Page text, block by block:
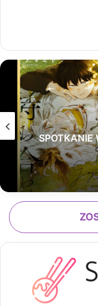
SPOTKANIE